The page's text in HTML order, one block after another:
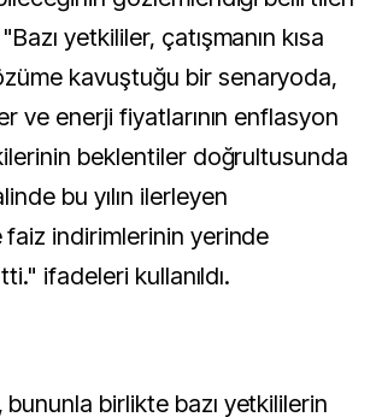
yetkililer, çatışmanın kısa
kavuştuğu bir senaryoda,
ve enerji fiyatlarının enflasyon
beklentiler doğrultusunda
bu yılın ilerleyen
indirimlerinin yerinde
ifadeleri kullanıldı.
birlikte bazı yetkililerin